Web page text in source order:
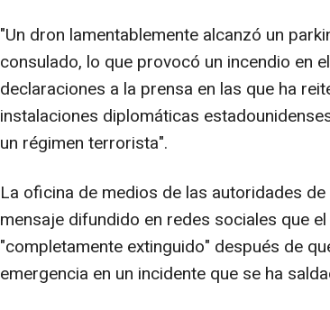
"Un dron lamentablemente alcanzó un
consulado, lo que provocó un incendio en
declaraciones a la prensa en las que ha
instalaciones diplomáticas
un régimen terrorista".
La oficina de medios de las autoridades
mensaje difundido en redes sociales que
"completamente extinguido" después de
emergencia en un incidente que se ha